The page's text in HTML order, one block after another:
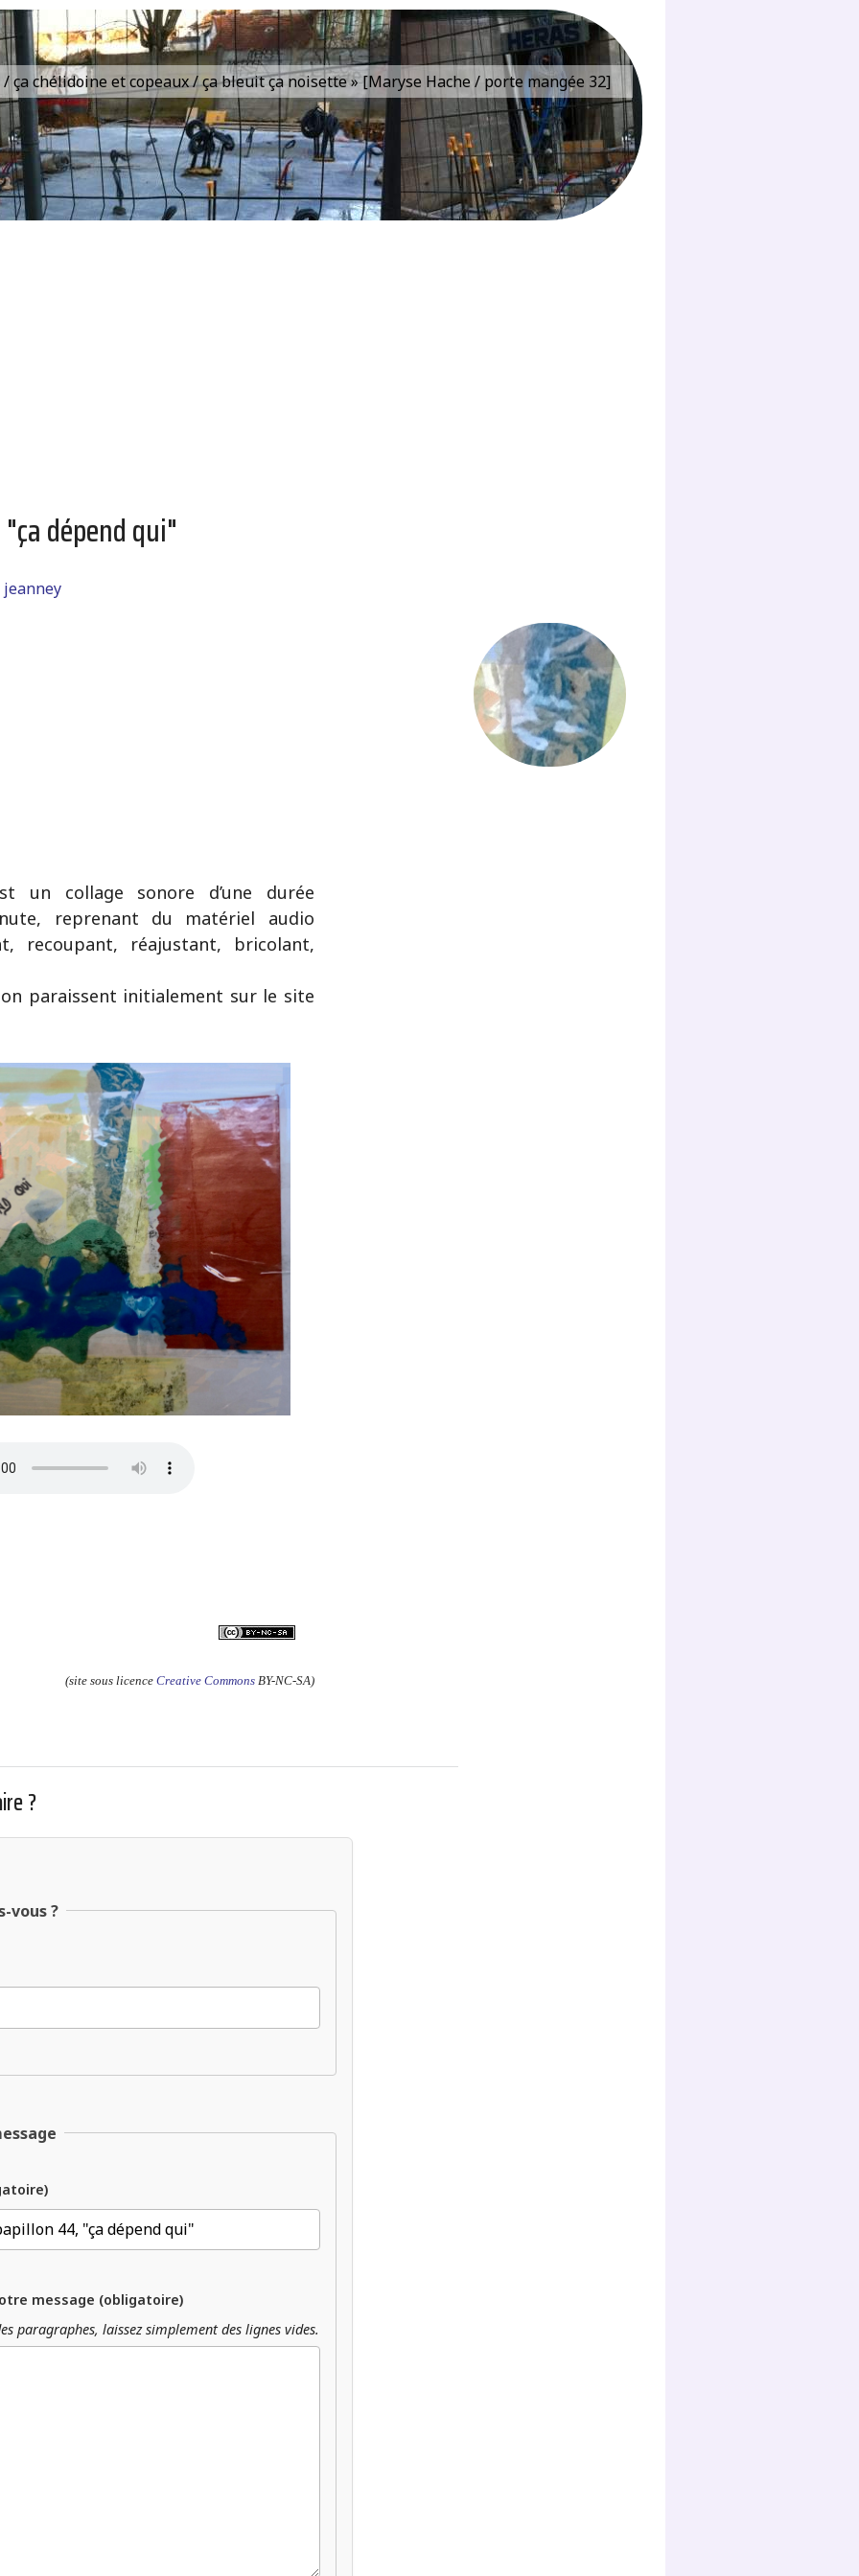
ça chélidoine et copeaux / ça bleuit ça noisette » [Maryse Hache / porte mangée 32]
dépend qui"
jeanney
un collage sonore d’une durée
reprenant du matériel audio
recoupant, réajustant, bricolant,
paraissent initialement sur le site
(site sous licence Creative CommonsBY-NC-SA)
?
vous ?
message (obligatoire)
paragraphes, laissez simplement des lignes vides.